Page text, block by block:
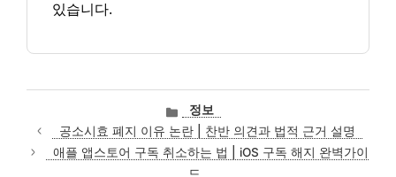
있습니다.
카
테
고
리
정보
공소시효 폐지 이유 논란 | 찬반 의견과 법적 근거 설명
애플 앱스토어 구독 취소하는 법 | iOS 구독 해지 완벽가이
드